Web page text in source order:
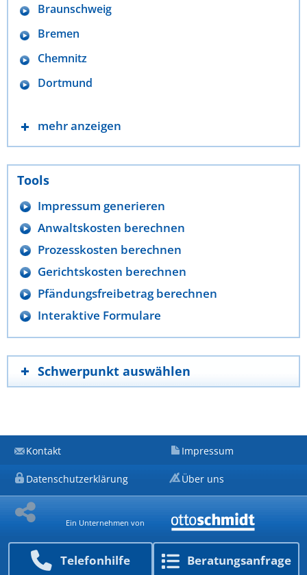
Telefon­hilfe Beratungs­anfrage
Braunschweig
Bremen
Chemnitz
Dortmund
mehr anzeigen
Tools
Impressum generieren
Anwaltskosten berechnen
Prozesskosten berechnen
Gerichtskosten berechnen
Pfändungsfreibetrag berechnen
Interaktive Formulare
Schwerpunkt auswählen
Kontakt Impressum
Datenschutzerklärung Über uns
Ein Unternehmen von